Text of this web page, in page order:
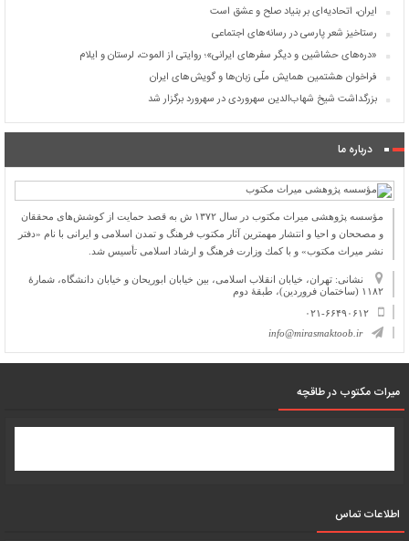
ایران، اتحادیه‌ای بر بنیاد صلح و عشق است
رستاخیز شعر پارسی در رسانه‌های اجتماعی
«دره‌های حشاشین و دیگر سفرهای ایرانی»؛ روایتی از الموت، لرستان و ایلام
فراخوان هشتمین همایش ملّی زبان‌ها و گویش‌های ایران
بزرگداشت شیخ شهاب‌الدین سهروردی در سهرورد برگزار شد
درباره ما
مؤسسه پژوهشی میراث مكتوب در سال ۱۳۷۲ ش به قصد حمایت از كوشش‌های محققان
و مصححان و احیا و انتشار مهمترین آثار مكتوب فرهنگ و تمدن اسلامی و ایرانی با نام «دفتر
نشر میراث مكتوب» و با كمك وزارت فرهنگ و ارشاد اسلامی تأسیس شد.
نشانی: تهران، خیابان انقلاب اسلامی، بین خیابان ابوریحان و خیابان دانشگاه، شمارۀ
۱۱۸۲ (ساختمان فروردین)، طبقۀ دوم
۰۲۱-۶۶۴۹۰۶۱۲
info@mirasmaktoob.ir
میرات مکتوب در طاقچه
اطلاعات تماس